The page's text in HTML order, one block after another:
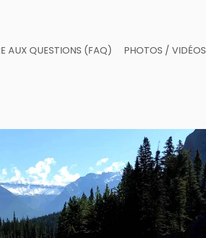
AUX QUESTIONS (FAQ) PHOTOS / VIDÉOS